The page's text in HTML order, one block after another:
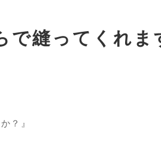
で縫ってくれま
？』